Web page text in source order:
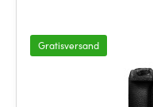
Gratisversand